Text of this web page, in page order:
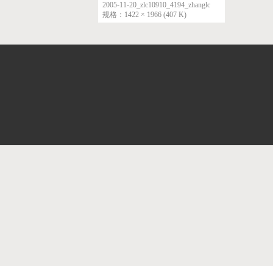
2005-11-20_zlc10910_4194_zhanglc
规格：1422 × 1966 (407 K)